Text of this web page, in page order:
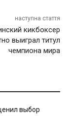
наступна стаття
кикбоксер
выиграл титул
чемпиона мира
выбор